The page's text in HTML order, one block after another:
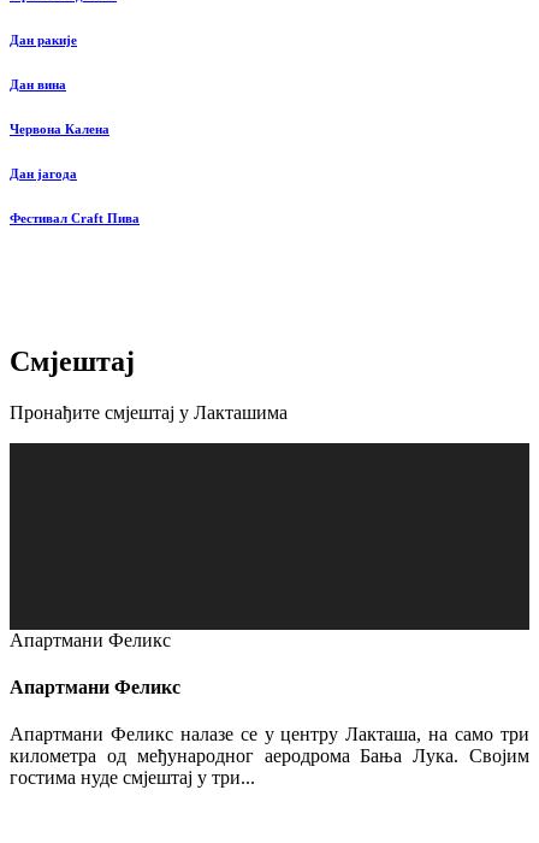
Дан ракије
Дан вина
Червона Калена
Дан јагода
Фестивал Craft Пива
Смјештај
Пронађите смјештај у Лакташима
Апартмани Феликс
Апартмани Феликс
Апартмани Феликс налазе се у центру Лакташа, на само три
километра од међународног аеродрома Бања Лука. Својим
гостима нуде смјештај у три...